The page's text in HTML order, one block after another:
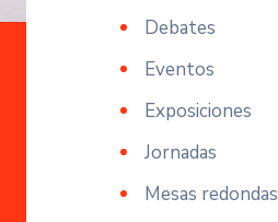
Debates
Eventos
Exposiciones
Jornadas
Mesas redondas